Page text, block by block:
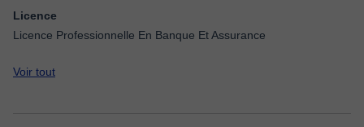
Licence
Licence Professionnelle En Banque Et Assurance
Voir tout